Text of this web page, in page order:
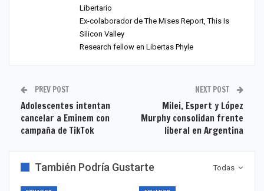
Libertario
Ex-colaborador de The Mises Report, This Is
Silicon Valley
Research fellow en Libertas Phyle
PREV POST
Adolescentes intentan
cancelar a Eminem con
campaña de TikTok
NEXT POST
Milei, Espert y López
Murphy consolidan frente
liberal en Argentina
Todas
También Podría Gustarte